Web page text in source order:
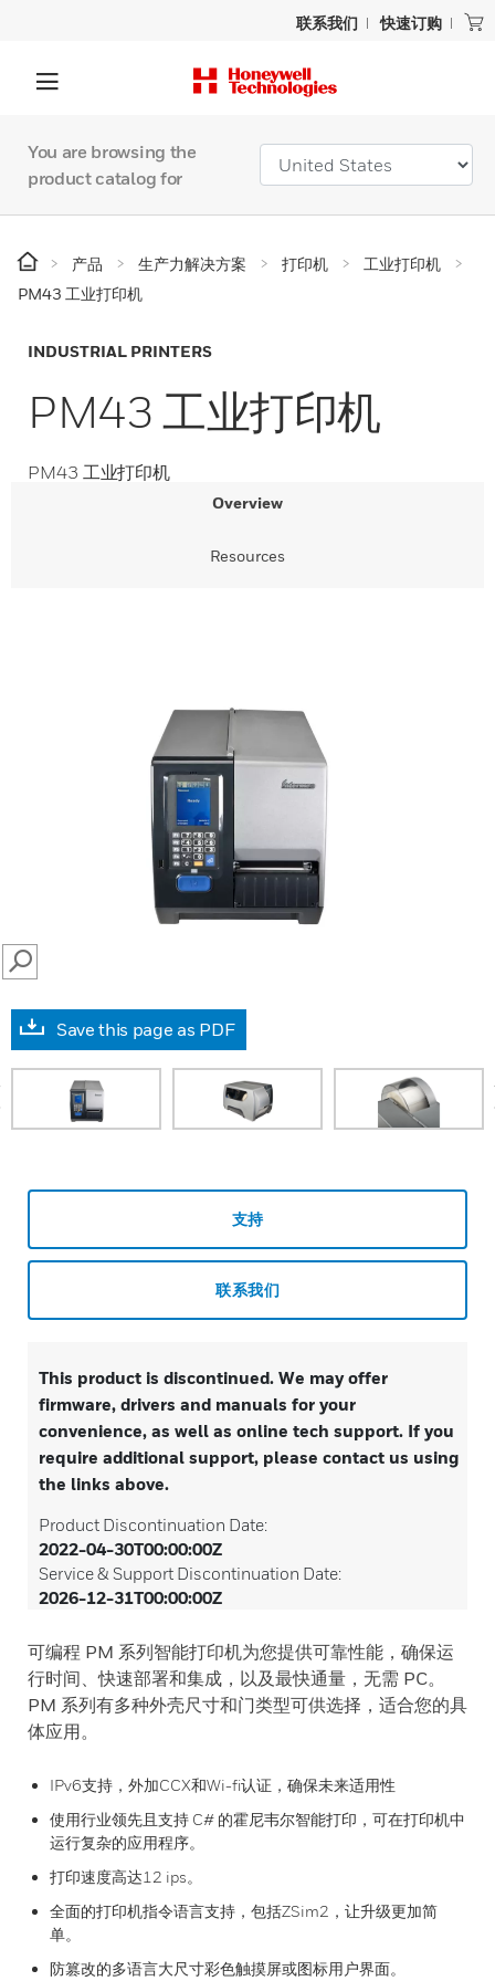
联系我们 快速订购
You are browsing the
product catalog for
产品 生产力解决方案 打印机
工业打印机
PM43 工业打印机
INDUSTRIAL PRINTERS
PM43 工业打印机
PM43 工业打印机
Overview
Resources
SEARCH
Save this page as PDF
支持
联系我们
This product is discontinued. We may offer
firmware, drivers and manuals for your
convenience, as well as online tech support. If you
require additional support, please contact us using
the links above.
Product Discontinuation Date:
2022-04-30T00:00:00Z
Service & Support Discontinuation Date:
2026-12-31T00:00:00Z
可编程 PM 系列智能打印机为您提供可靠性能，确保运
行时间、快速部署和集成，以及最快通量，无需 PC。
PM 系列有多种外壳尺寸和门类型可供选择，适合您的具
体应用。
IPv6支持，外加CCX和Wi-fi认证，确保未来适用性
使用行业领先且支持 C# 的霍尼韦尔智能打印，可在打印机中
运行复杂的应用程序。
打印速度高达12 ips。
全面的打印机指令语言支持，包括ZSim2，让升级更加简
单。
防篡改的多语言大尺寸彩色触摸屏或图标用户界面。